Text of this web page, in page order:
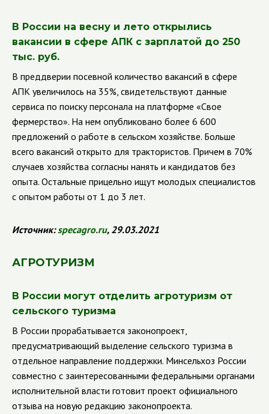
В России на весну и лето открылись
вакансии в сфере АПК с зарплатой до 250
тыс. руб.
В преддверии посевной количество вакансий в сфере
АПК увеличилось на 35%, свидетельствуют данные
сервиса по поиску персонала на платформе «Свое
фермерство». На нем опубликовано более 6 600
предложений о работе в сельском хозяйстве. Больше
всего вакансий открыто для трактористов. Причем в 70%
случаев хозяйства согласны нанять и кандидатов без
опыта. Остальные прицельно ищут молодых специалистов
с опытом работы от 1 до 3 лет.
Источник:specagro.ru, 29.03.2021
АГРОТУРИЗМ
В России могут отделить агротуризм от
сельского туризма
В России прорабатывается законопроект,
предусматривающий выделение сельского туризма в
отдельное направление поддержки. Минсельхоз России
совместно с заинтересованными федеральными органами
исполнительной власти готовит проект официального
отзыва на новую редакцию законопроекта.